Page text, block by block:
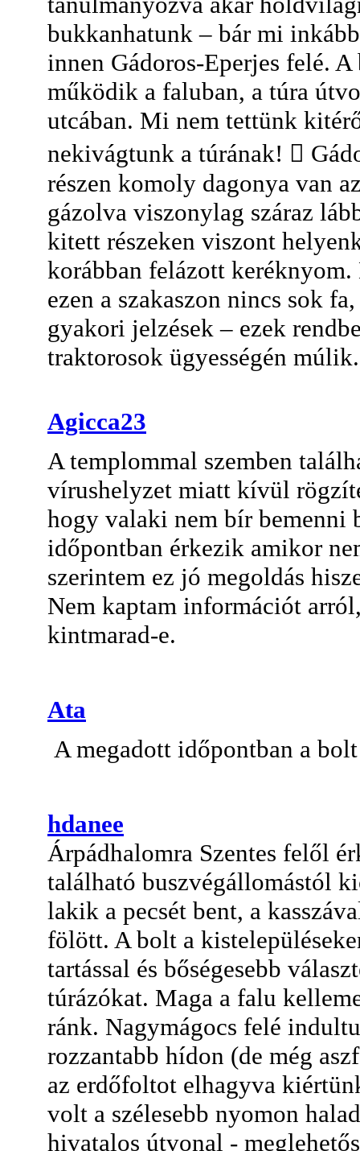
bukkanhatunk – bár mi
innen Gádoros-Eperjes felé.
működik a faluban, a túra
utcában. Mi nem tettünk
nekivágtunk a túrának! 
részen komoly dagonya van
gázolva viszonylag száraz
kitett részeken viszont
korábban felázott
ezen a szakaszon nincs sok
gyakori jelzések – ezek
traktorosok ügyességén múlik.
Agicca23
A templommal szemben
vírushelyzet miatt kívül
hogy valaki nem bír bemenni
időpontban érkezik amikor
szerintem ez jó megoldás
Nem kaptam információt
kintmarad-e.
Ata
A megadott időpontban a
hdanee
Árpádhalomra Szentes felől
található buszvégállomástól
lakik a pecsét bent, a
fölött. A bolt a
tartással és bőségesebb
túrázókat. Maga a falu
ránk. Nagymágocs felé
rozzantabb hídon (de még
az erdőfoltot elhagyva
volt a szélesebb nyomon
hivatalos útvonal -